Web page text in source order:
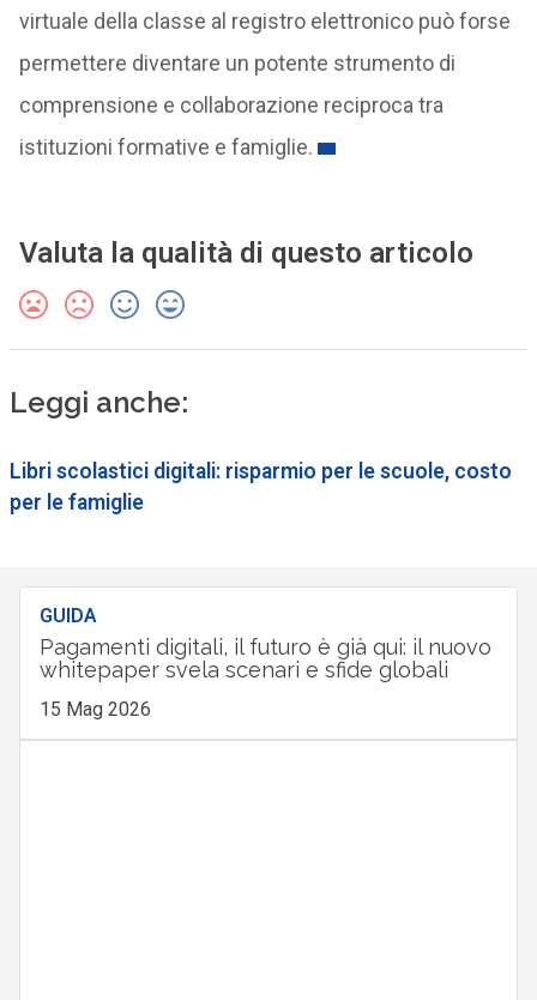
virtuale della classe al registro elettronico può forse
permettere diventare un potente strumento di
comprensione e collaborazione reciproca tra
istituzioni formative e famiglie.
Valuta la qualità di questo articolo
Leggi anche:
Libri scolastici digitali: risparmio per le scuole, costo
per le famiglie
GUIDA
Pagamenti digitali, il futuro è già qui: il nuovo
whitepaper svela scenari e sfide globali
15 Mag 2026